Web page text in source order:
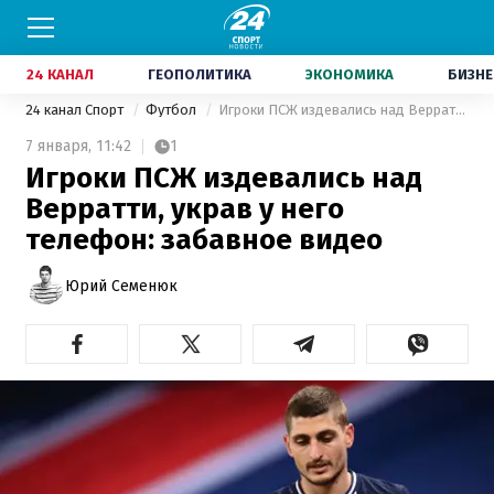
24 КАНАЛ ГЕОПОЛИТИКА ЭКОНОМИКА
24 канал Спорт Футбол Игроки ПСЖ издевались над Верратти, украв у него телефон: забавное видео
7 января, 11:42 1
Игроки ПСЖ издевались над
Верратти, украв у него
телефон: забавное видео
Юрий Семенюк